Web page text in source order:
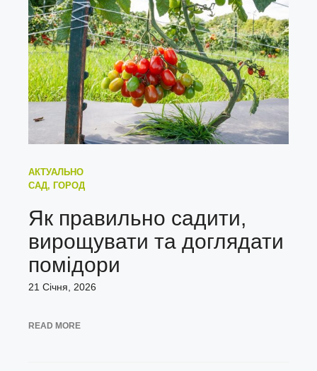
АКТУАЛЬНО
САД, ГОРОД
Як правильно садити,
вирощувати та доглядати
помідори
21 Січня, 2026
READ MORE